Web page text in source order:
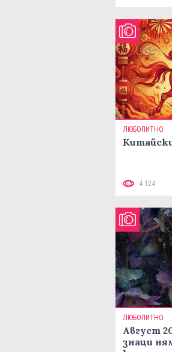
ЛЮБОПИТНО
4 124
ЛЮБОПИТНО
Август
знаци